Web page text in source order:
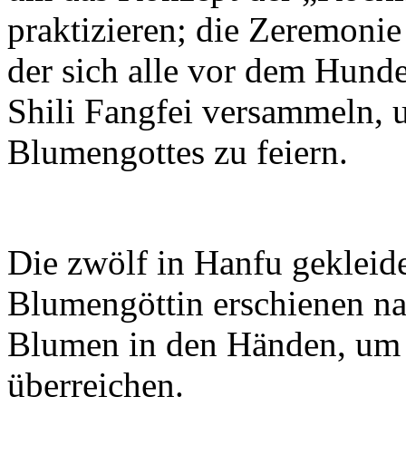
praktizieren; die
der sich alle vor dem
Shili Fangfei versammeln,
Blumengottes zu feiern.
Die zwölf in Hanfu
Blumengöttin erschienen
Blumen in den Händen,
überreichen.